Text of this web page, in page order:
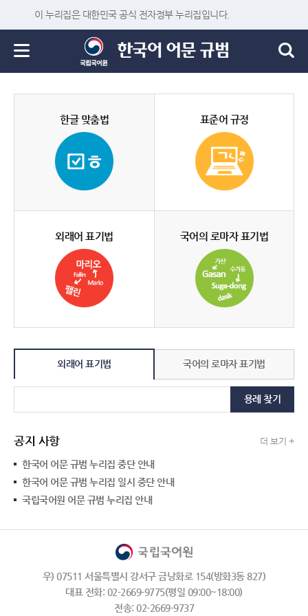
이 누리집은 대한민국 공식 전자정부 누리집입니다.
한글 맞춤법 표준어 규정
외래어 표기법 국어의 로마자 표기법
외래어 표기법 국어의 로마자 표기법
용례 찾기
공지 사항 더 보기 +
한국어 어문 규범 누리집 중단 안내
한국어 어문 규범 누리집 일시 중단 안내
국립국어원 어문 규범 누리집 안내
우) 07511 서울특별시 강서구 금낭화로 154(방화3동 827)
대표 전화: 02-2669-9775(평일 09:00~18:00)
전송: 02-2669-9737